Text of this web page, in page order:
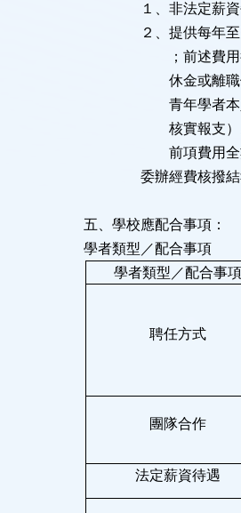
１、非法定薪資每年
２、提供每年至多一
；前述費用得用於
休金或離職儲金）
青年學者本人每年
核實報支）
前項費用全數為經
委辦經費核撥結報作
五、學校應配合事項：
學者類型／配合事項
學者類型／配合事項
聘任方式
團隊合作
法定薪資待遇